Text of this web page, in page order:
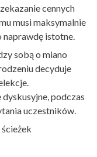
cennych
musi maksymalnie
naprawdę istotne.
sobą o miano
decyduje
podczas
uczestników.